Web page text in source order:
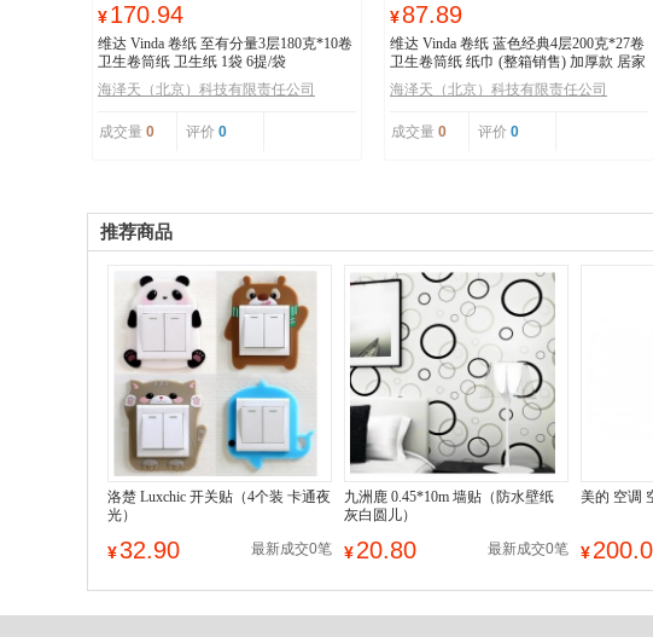
¥170.94
维达 Vinda 卷纸 至有分量3层180克*10卷
卫生卷筒纸 卫生纸 1袋 6提/袋
海泽天（北京）科技有限责任公司
成交量 0 评价 0
¥87.89
维达 Vinda 卷纸 蓝色经典4层200克*27卷
卫生卷筒纸 纸巾 (整箱销售) 加厚款 居家
必备
海泽天（北京）科技有限责任公司
成交量 0 评价 0
推荐商品
洛楚 Luxchic 开关贴（4个装 卡通夜
光）
¥32.90 最新成交0笔
九洲鹿 0.45*10m 墙贴（防水壁纸
灰白圆儿）
¥20.80 最新成交0笔
美的 空调
¥